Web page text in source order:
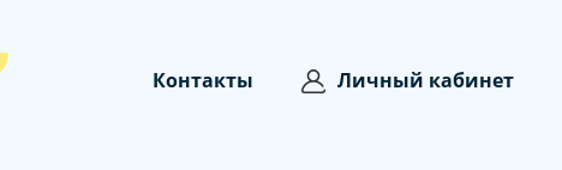
Контакты Личный кабинет